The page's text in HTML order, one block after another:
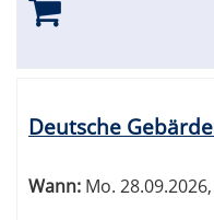
Deutsche
Wann: Mo.